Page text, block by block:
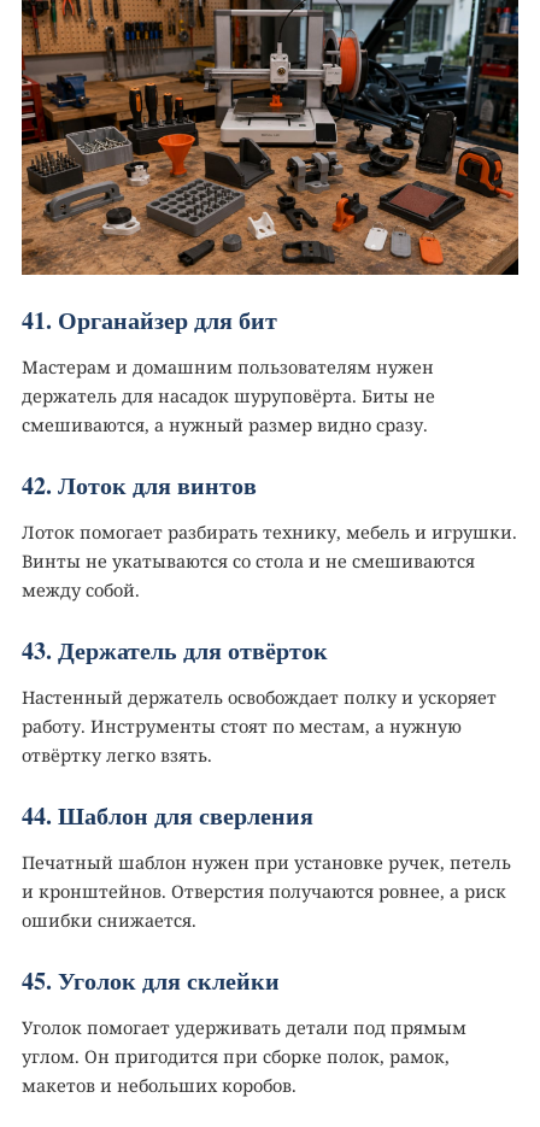
41. Органайзер для бит
Мастерам и домашним пользователям нужен
держатель для насадок шуруповёрта. Биты не
смешиваются, а нужный размер видно сразу.
42. Лоток для винтов
Лоток помогает разбирать технику, мебель и игрушки.
Винты не укатываются со стола и не смешиваются
между собой.
43. Держатель для отвёрток
Настенный держатель освобождает полку и ускоряет
работу. Инструменты стоят по местам, а нужную
отвёртку легко взять.
44. Шаблон для сверления️
Печатный шаблон нужен при установке ручек, петель
и кронштейнов. Отверстия получаются ровнее, а риск
ошибки снижается.
45. Уголок для склейки
Уголок помогает удерживать детали под прямым
углом. Он пригодится при сборке полок, рамок,
макетов и небольших коробов.